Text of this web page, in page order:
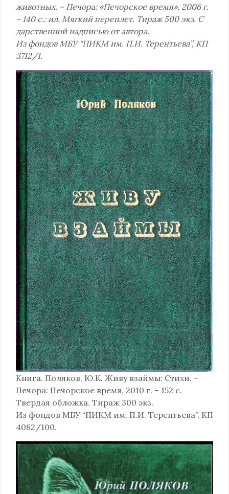
животных. – Печора: «Печорское время», 2006 г.
– 140 с.: ил. Мягкий переплет. Тираж 500 экз. С
дарственной надписью от автора.
Из фондов МБУ “ПИКМ им. П.И. Терентьева”, КП
3712/1.
Книга. Поляков, Ю.К. Живу взаймы: Стихи. –
Печора: Печорское время, 2010 г. – 152 с.
Твердая обложка. Тираж 300 экз.
Из фондов МБУ “ПИКМ им. П.И. Терентьева”, КП
4082/100.